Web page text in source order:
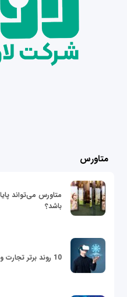
متاورس
متاورس می‌تواند
باشد؟
10 روند برتر تجارت و فناوری در سال 2022